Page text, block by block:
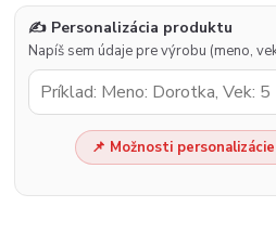
✍️ Personalizácia produktu
Napíš sem údaje pre výrobu (meno,
📌 Možnosti